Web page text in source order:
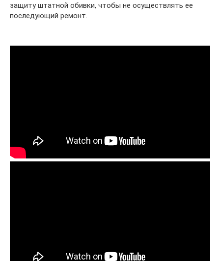
защиту штатной обивки, чтобы не осуществлять ее
последующий ремонт.